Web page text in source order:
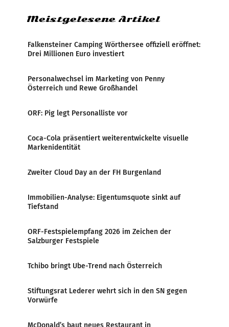
Meistgelesene Artikel
Falkensteiner Camping Wörthersee offiziell eröffnet:
Drei Millionen Euro investiert
Personalwechsel im Marketing von Penny
Österreich und Rewe Großhandel
ORF: Pig legt Personalliste vor
Coca-Cola präsentiert weiterentwickelte visuelle
Markenidentität
Zweiter Cloud Day an der FH Burgenland
Immobilien-Analyse: Eigentumsquote sinkt auf
Tiefstand
ORF-Festspielempfang 2026 im Zeichen der
Salzburger Festspiele
Tchibo bringt Ube-Trend nach Österreich
Stiftungsrat Lederer wehrt sich in den SN gegen
Vorwürfe
McDonald’s baut neues Restaurant in